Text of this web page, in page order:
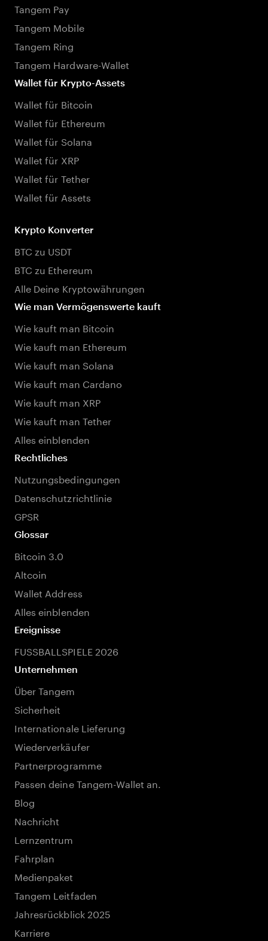
Tangem Pay
Tangem Mobile
Tangem Ring
Tangem Hardware-Wallet
Wallet für Krypto-Assets
Wallet für Bitcoin
Wallet für Ethereum
Wallet für Solana
Wallet für XRP
Wallet für Tether
Wallet für Assets
Krypto Konverter
BTC zu USDT
BTC zu Ethereum
Alle Deine Kryptowährungen
Wie man Vermögenswerte kauft
Wie kauft man Bitcoin
Wie kauft man Ethereum
Wie kauft man Solana
Wie kauft man Cardano
Wie kauft man XRP
Wie kauft man Tether
Alles einblenden
Rechtliches
Nutzungsbedingungen
Datenschutzrichtlinie
GPSR
Glossar
Bitcoin 3.0
Altcoin
Wallet Address
Alles einblenden
Ereignisse
FUSSBALLSPIELE 2026
Unternehmen
Über Tangem
Sicherheit
Internationale Lieferung
Wiederverkäufer
Partnerprogramme
Passen deine Tangem-Wallet an.
Blog
Nachricht
Lernzentrum
Fahrplan
Medienpaket
Tangem Leitfaden
Jahresrückblick 2025
Karriere